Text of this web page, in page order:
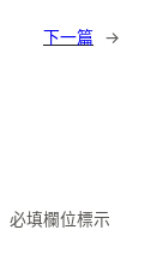
下一篇 →
必填欄位標示